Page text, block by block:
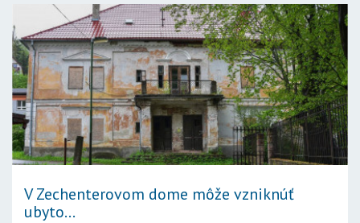
V Zechenterovom dome môže vzniknúť
ubyto...